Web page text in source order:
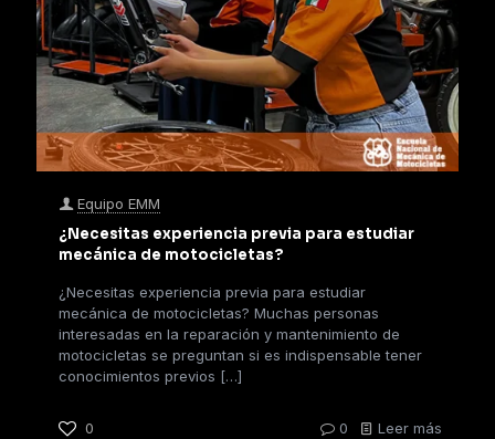
Equipo EMM
¿Necesitas experiencia previa para estudiar
mecánica de motocicletas?
¿Necesitas experiencia previa para estudiar
mecánica de motocicletas? Muchas personas
interesadas en la reparación y mantenimiento de
motocicletas se preguntan si es indispensable tener
conocimientos previos […]
0 0 Leer más